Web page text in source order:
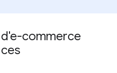
commerce